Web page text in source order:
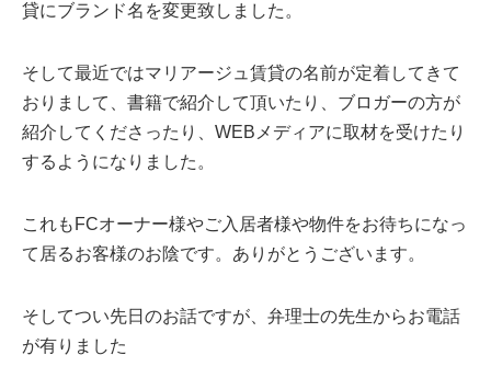
貸にブランド名を変更致しました。
そして最近ではマリアージュ賃貸の名前が定着してきて
おりまして、書籍で紹介して頂いたり、ブロガーの方が
紹介してくださったり、WEBメディアに取材を受けたり
するようになりました。
これもFCオーナー様やご入居者様や物件をお待ちになっ
て居るお客様のお陰です。ありがとうございます。
そしてつい先日のお話ですが、弁理士の先生からお電話
が有りました